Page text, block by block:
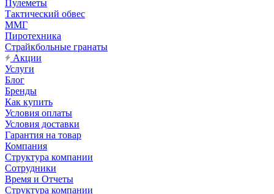
Пулеметы
Тактический обвес
ММГ
Пиротехника
Страйкбольные гранаты
Акции
Услуги
Блог
Бренды
Как купить
Условия оплаты
Условия доставки
Гарантия на товар
Компания
Структура компании
Сотрудники
Время и Отчеты
Структура компании